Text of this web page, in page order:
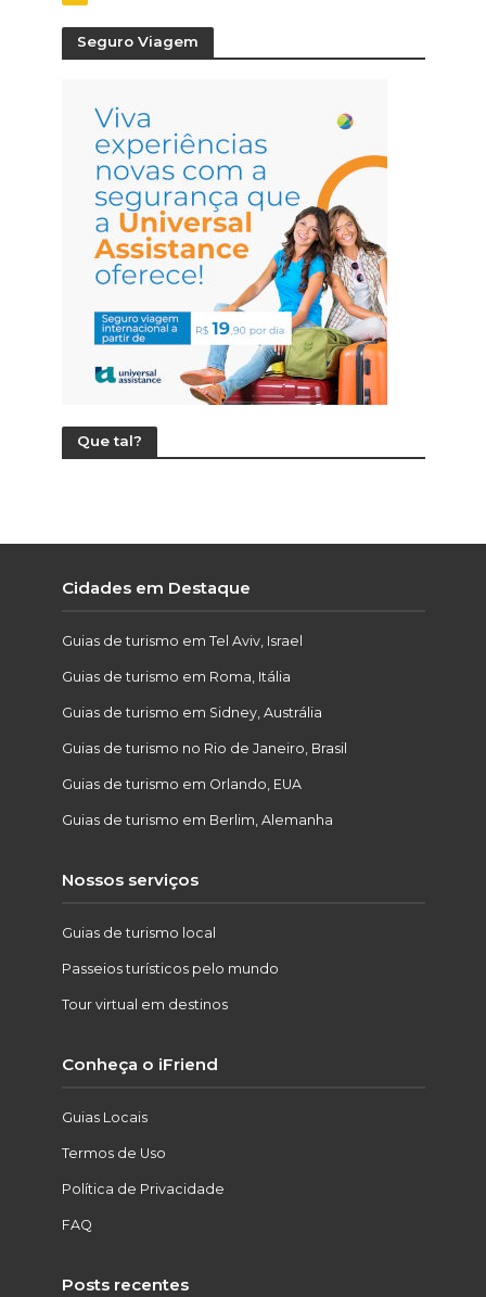
Seguro Viagem
Que tal?
Cidades em Destaque
Guias de turismo em Tel Aviv, Israel
Guias de turismo em Roma, Itália
Guias de turismo em Sidney, Austrália
Guias de turismo no Rio de Janeiro, Brasil
Guias de turismo em Orlando, EUA
Guias de turismo em Berlim, Alemanha
Nossos serviços
Guias de turismo local
Passeios turísticos pelo mundo
Tour virtual em destinos
Conheça o iFriend
Guias Locais
Termos de Uso
Política de Privacidade
FAQ
Posts recentes